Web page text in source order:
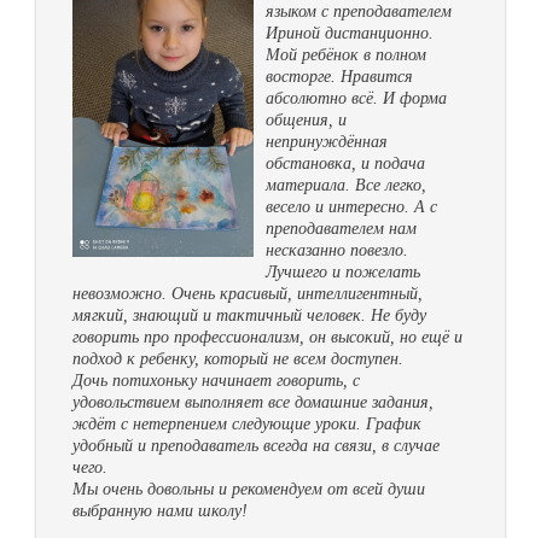
языком с преподавателем
Ириной дистанционно.
Мой ребёнок в полном
восторге. Нравится
абсолютно всё. И форма
общения, и
непринуждённая
обстановка, и подача
материала. Все легко,
весело и интересно. А с
преподавателем нам
несказанно повезло.
Лучшего и пожелать
невозможно. Очень красивый, интеллигентный,
мягкий, знающий и тактичный человек. Не буду
говорить про профессионализм, он высокий, но ещё и
подход к ребенку, который не всем доступен.
Дочь потихоньку начинает говорить, с
удовольствием выполняет все домашние задания,
ждёт с нетерпением следующие уроки. График
удобный и преподаватель всегда на связи, в случае
чего.
Мы очень довольны и рекомендуем от всей души
выбранную нами школу!